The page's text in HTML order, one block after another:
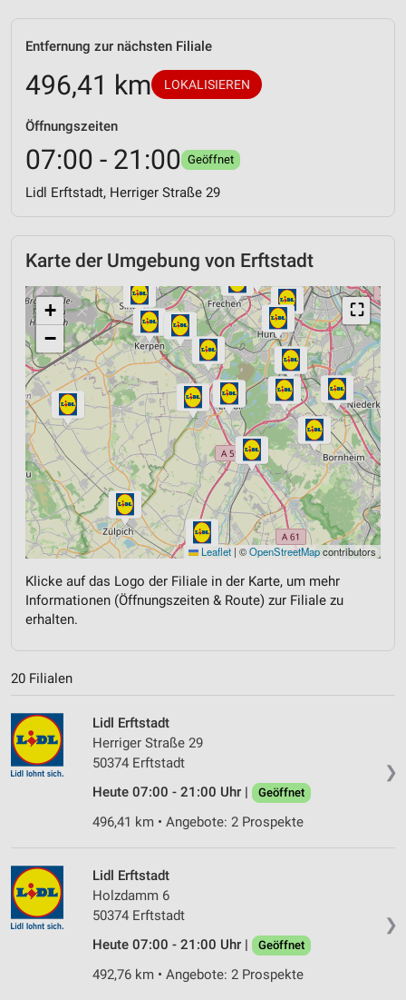
Entfernung zur nächsten Filiale
496,41 km LOKALISIEREN
Öffnungszeiten
07:00 - 21:00 Geöffnet
Lidl Erftstadt, Herriger Straße 29
Karte der Umgebung von Erftstadt
⛶
+
−
Leaflet | ©OpenStreetMapcontributors
Klicke auf das Logo der Filiale in der Karte, um mehr
Informationen (Öffnungszeiten & Route) zur Filiale zu
erhalten.
20 Filialen
❯
Lidl Erftstadt
Herriger Straße 29
50374 Erftstadt
Heute 07:00 - 21:00 Uhr |
Geöffnet
496,41 km • Angebote: 2 Prospekte
❯
Lidl Erftstadt
Holzdamm 6
50374 Erftstadt
Heute 07:00 - 21:00 Uhr |
Geöffnet
492,76 km • Angebote: 2 Prospekte